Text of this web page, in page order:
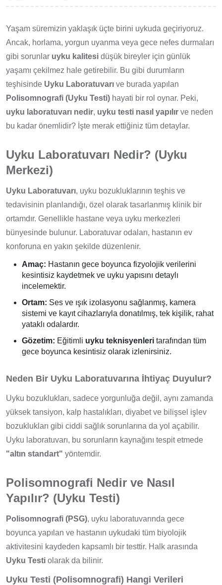
Yaşam süremizin yaklaşık üçte birini uykuda geçiriyoruz.
Ancak, horlama, yorgun uyanma veya gece nefes durmaları
gibi sorunlar uyku kalitesi düşük bireyler için günlük
yaşamı çekilmez hale getirebilir. Bu gibi durumların
teşhisinde Uyku Laboratuvarı ve burada yapılan
Polisomnografi (Uyku Testi) hayati bir rol oynar. Peki,
uyku laboratuvarı nedir, uyku testi nasıl yapılır ve neden
bu kadar önemlidir? İşte merak ettiğiniz tüm detaylar.
Uyku Laboratuvarı Nedir? (Uyku
Merkezi)
Uyku Laboratuvarı, uyku bozukluklarının teşhis ve
tedavisinin planlandığı, özel olarak tasarlanmış klinik bir
ortamdır. Genellikle hastane veya uyku merkezleri
bünyesinde bulunur. Laboratuvar odaları, hastanın ev
konforuna en yakın şekilde düzenlenir.
Amaç: Hastanın gece boyunca fizyolojik verilerini
kesintisiz kaydetmek ve uyku yapısını detaylı
incelemektir.
Ortam: Ses ve ışık izolasyonu sağlanmış, kamera
sistemi ve kayıt cihazlarıyla donatılmış, tek kişilik, rahat
yataklı odalardır.
Gözetim: Eğitimli uyku teknisyenleri tarafından tüm
gece boyunca kesintisiz olarak izlenirsiniz.
Neden Bir Uyku Laboratuvarına İhtiyaç Duyulur?
Uyku bozuklukları, sadece yorgunluğa değil, aynı zamanda
yüksek tansiyon, kalp hastalıkları, diyabet ve bilişsel işlev
bozuklukları gibi ciddi sağlık sorunlarına da yol açabilir.
Uyku laboratuvarı, bu sorunların kaynağını tespit etmede
"altın standart" yöntemdir.
Polisomnografi Nedir ve Nasıl
Yapılır? (Uyku Testi)
Polisomnografi (PSG), uyku laboratuvarında gece
boyunca yapılan ve hastanın uykudaki tüm biyolojik
aktivitesini kaydeden kapsamlı bir testtir. Halk arasında
Uyku Testi olarak da bilinir.
Uyku Testi (Polisomnografi) Hangi Verileri